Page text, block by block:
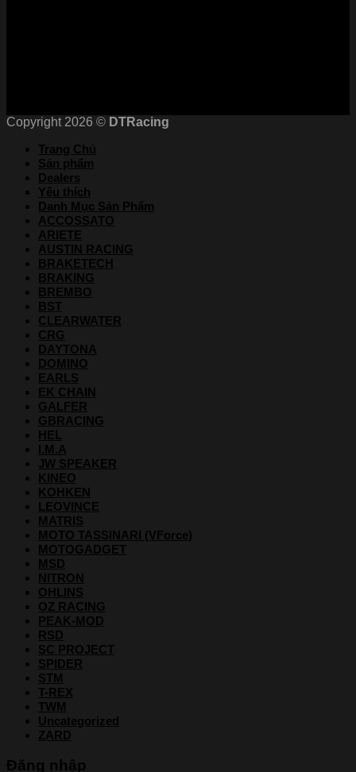
Copyright 2026 © DTRacing
Trang Chủ
Sản phẩm
Dealers
Yêu thích
Danh Mục Sản Phẩm
ACCOSSATO
ARIETE
AUSTIN RACING
BRAKETECH
BRAKING
BREMBO
BST
CLEARWATER
CRG
DAYTONA
DOMINO
EARLS
EK CHAIN
GALFER
GBRACING
HEL
I.M.A
JW SPEAKER
KINEO
KOHKEN
LEOVINCE
MATRIS
MOTO TASSINARI (VForce)
MOTOGADGET
MSD
NITRON
OHLINS
OZ RACING
PEAK-MOD
RSD
SC PROJECT
SPIDER
STM
T-REX
TWM
Uncategorized
ZARD
Đăng nhập